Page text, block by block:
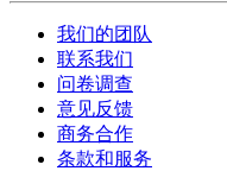
我们的团队
联系我们
问卷调查
意见反馈
商务合作
条款和服务